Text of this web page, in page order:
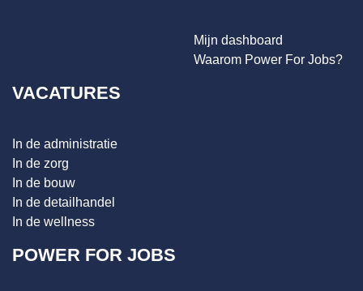
Mijn dashboard
Waarom Power For Jobs?
VACATURES
In de administratie
In de zorg
In de bouw
In de detailhandel
In de wellness
POWER FOR JOBS